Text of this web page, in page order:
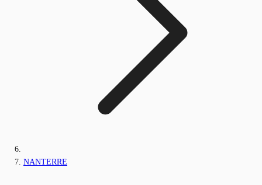
NANTERRE